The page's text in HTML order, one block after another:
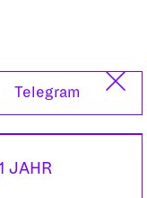
Telegram
JAHR